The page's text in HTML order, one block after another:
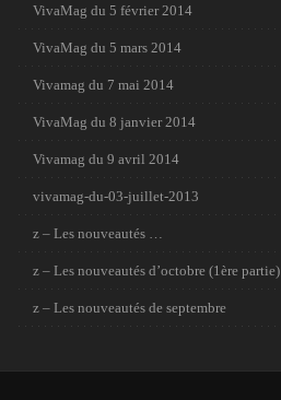
VivaMag du 5 février 2014
VivaMag du 5 mars 2014
Vivamag du 7 mai 2014
VivaMag du 8 janvier 2014
Vivamag du 9 avril 2014
vivamag-du-03-juillet-2013
z – Les nouveautés …
z – Les nouveautés d’octobre (1ère partie)
z – Les nouveautés de septembre